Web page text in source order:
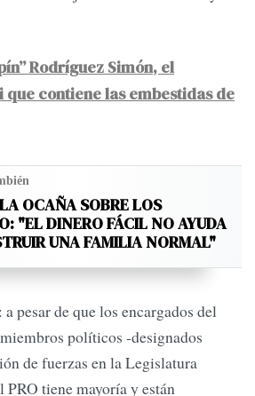
Rodríguez Simón, el
contiene las embestidas de
OCAÑA SOBRE LOS
"EL DINERO FÁCIL NO AYUDA
UNA FAMILIA NORMAL"
pesar de que los encargados del
políticos -designados
de fuerzas en la Legislatura
tiene mayoría y están